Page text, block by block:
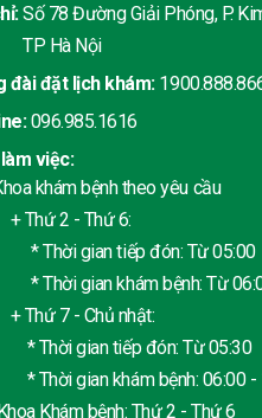
Số 78 Đường Giải Phóng, P.
TP Hà Nội
đài đặt lịch khám:
096.985.1616
việc:
khám bệnh theo yêu cầu
Thứ 2 - Thứ 6:
Thời gian tiếp đón: Từ 05:00
Thời gian khám bệnh: Từ
Thứ 7 - Chủ nhật:
Thời gian tiếp đón: Từ 05:30
Thời gian khám bệnh: 06:00 -
Khám bệnh: Thứ 2 - Thứ 6